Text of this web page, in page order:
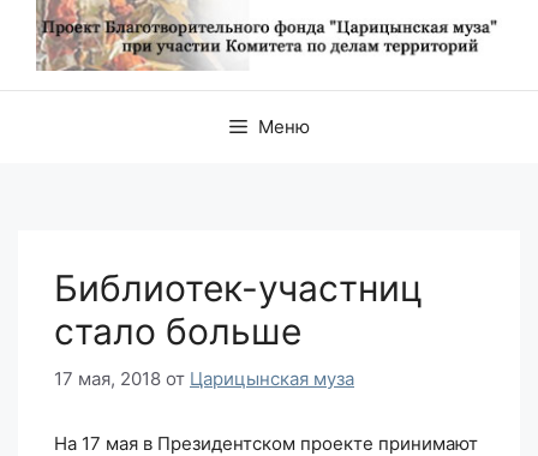
Меню
Библиотек-участниц
стало больше
17 мая, 2018 от Царицынская муза
На 17 мая в Президентском проекте принимают